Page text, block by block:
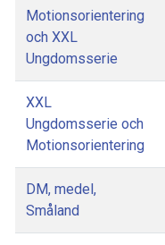
Motionsorientering
och XXL
Ungdomsserie
XXL
Ungdomsserie och
Motionsorientering
DM, medel,
Småland